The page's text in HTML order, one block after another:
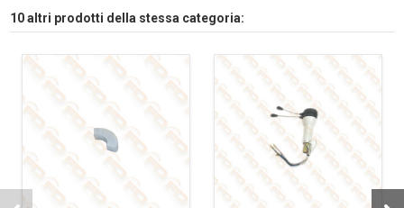
10 altri prodotti della stessa categoria: